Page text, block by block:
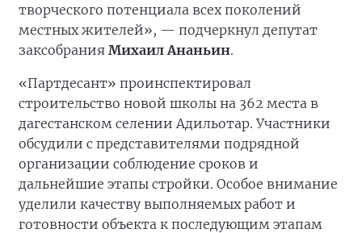
творческого потенциала всех поколений
местных жителей», — подчеркнул депутат
заксобрания Михаил Ананьин.
«Партдесант» проинспектировал
строительство новой школы на 362 места в
дагестанском селении Адильотар. Участники
обсудили с представителями подрядной
организации соблюдение сроков и
дальнейшие этапы стройки. Особое внимание
уделили качеству выполняемых работ и
готовности объекта к последующим этапам